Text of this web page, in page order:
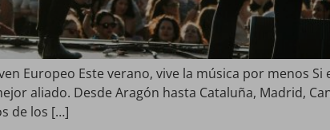
Europeo Este verano, vive la música por menos
aliado. Desde Aragón hasta Cataluña, Madrid,
de los […]